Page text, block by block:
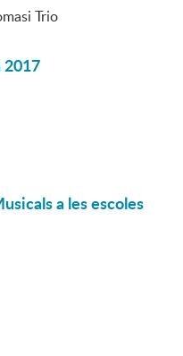
Trio
2017
a les escoles